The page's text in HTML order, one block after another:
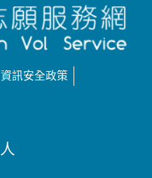
資訊安全政策
人